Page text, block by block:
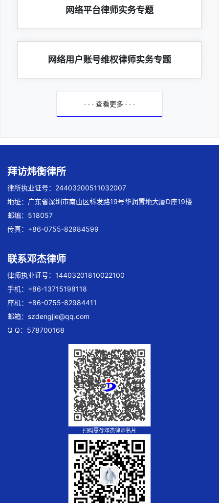
网络平台律师实务专题
网络用户账号维权律师实务专题
· · · 查看更多 · · ·
拜访炜衡律所
律所执业证号：24403200511032007
地址：广东省深圳市南山区科发路19号华润置地大厦D座19楼
邮编：518057
传真：+86-0755-82984599
联系邓杰律师
律师执业证号：14403201810022100
手机：+86-13715198118
座机：+86-0755-82984411
邮箱： szdengjie@qq.com
Q Q：578700168
扫码惠存邓杰律师名片